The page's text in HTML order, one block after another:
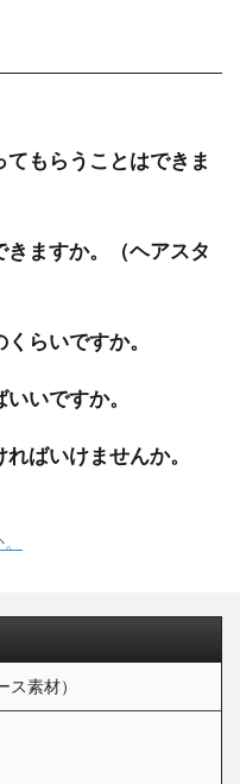
もらうことはできま
ますか。（ヘアスタ
らいですか。
いですか。
ばいけませんか。
素材）